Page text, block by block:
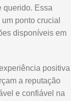
querido. Essa
ponto crucial
disponíveis em
positiva
a reputação
e confiável na